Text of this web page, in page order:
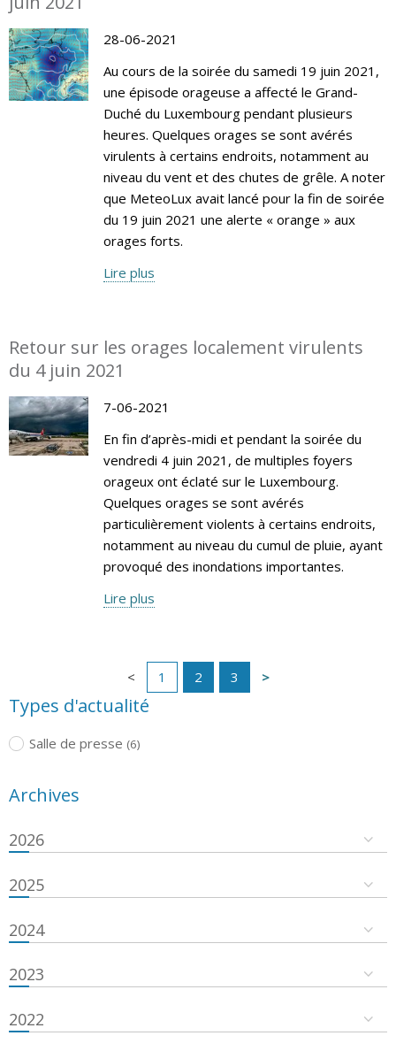
28-06-2021
Au cours de la soirée du samedi 19 juin 2021,
une épisode orageuse a affecté le Grand-
Duché du Luxembourg pendant plusieurs
heures. Quelques orages se sont avérés
virulents à certains endroits, notamment au
niveau du vent et des chutes de grêle. A noter
que MeteoLux avait lancé pour la fin de soirée
du 19 juin 2021 une alerte « orange » aux
orages forts.
Lire plus
Retour sur les orages localement virulents
du 4 juin 2021
7-06-2021
En fin d’après-midi et pendant la soirée du
vendredi 4 juin 2021, de multiples foyers
orageux ont éclaté sur le Luxembourg.
Quelques orages se sont avérés
particulièrement violents à certains endroits,
notamment au niveau du cumul de pluie, ayant
provoqué des inondations importantes.
Lire plus
1 2 3
Types d'actualité
Salle de presse (6)
Archives
2026
2025
2024
2023
2022